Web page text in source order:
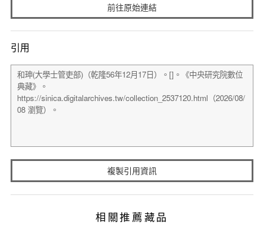
前往原始連結
引用
複製引用資訊
相關推薦藏品